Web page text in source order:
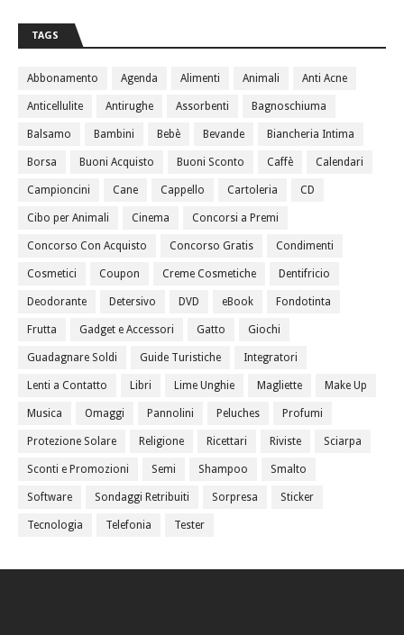
TAGS
Abbonamento Agenda Alimenti Animali Anti Acne
Anticellulite Antirughe Assorbenti Bagnoschiuma
Balsamo Bambini Bebè Bevande Biancheria Intima
Borsa Buoni Acquisto Buoni Sconto Caffè Calendari
Campioncini Cane Cappello Cartoleria CD
Cibo per Animali Cinema Concorsi a Premi
Concorso Con Acquisto Concorso Gratis Condimenti
Cosmetici Coupon Creme Cosmetiche Dentifricio
Deodorante Detersivo DVD eBook Fondotinta
Frutta Gadget e Accessori Gatto Giochi
Guadagnare Soldi Guide Turistiche Integratori
Lenti a Contatto Libri Lime Unghie Magliette Make Up
Musica Omaggi Pannolini Peluches Profumi
Protezione Solare Religione Ricettari Riviste Sciarpa
Sconti e Promozioni Semi Shampoo Smalto
Software Sondaggi Retribuiti Sorpresa Sticker
Tecnologia Telefonia Tester